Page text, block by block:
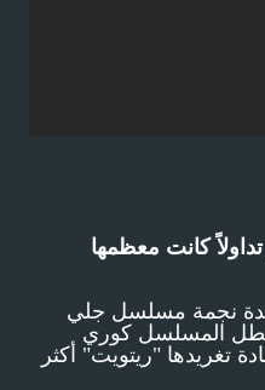
تداولاً كانت معظمها
نجمة مسلسل جلي
بطل المسلسل كوري
تغريدها "ريتويت" أكثر